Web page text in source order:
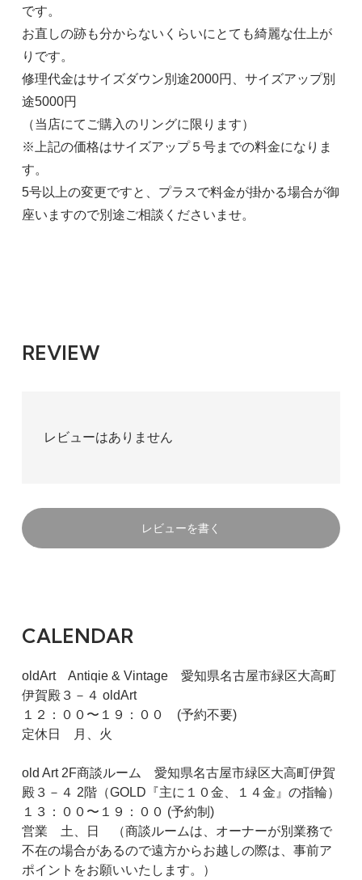
です。
お直しの跡も分からないくらいにとても綺麗な仕上が
りです。
修理代金はサイズダウン別途2000円、サイズアップ別
途5000円
（当店にてご購入のリングに限ります）
※上記の価格はサイズアップ５号までの料金になりま
す。
5号以上の変更ですと、プラスで料金が掛かる場合が御
座いますので別途ご相談くださいませ。
REVIEW
レビューはありません
レビューを書く
CALENDAR
oldArt Antiqie & Vintage 愛知県名古屋市緑区大高町
伊賀殿３－４ oldArt
１２：００〜１９：００ (予約不要)
定休日 月、火
old Art 2F商談ルーム 愛知県名古屋市緑区大高町伊賀
殿３－４ 2階（GOLD『主に１０金、１４金』の指輪）
１３：００〜１９：００ (予約制)
営業 土、日 （商談ルームは、オーナーが別業務で
不在の場合があるので遠方からお越しの際は、事前ア
ポイントをお願いいたします。）